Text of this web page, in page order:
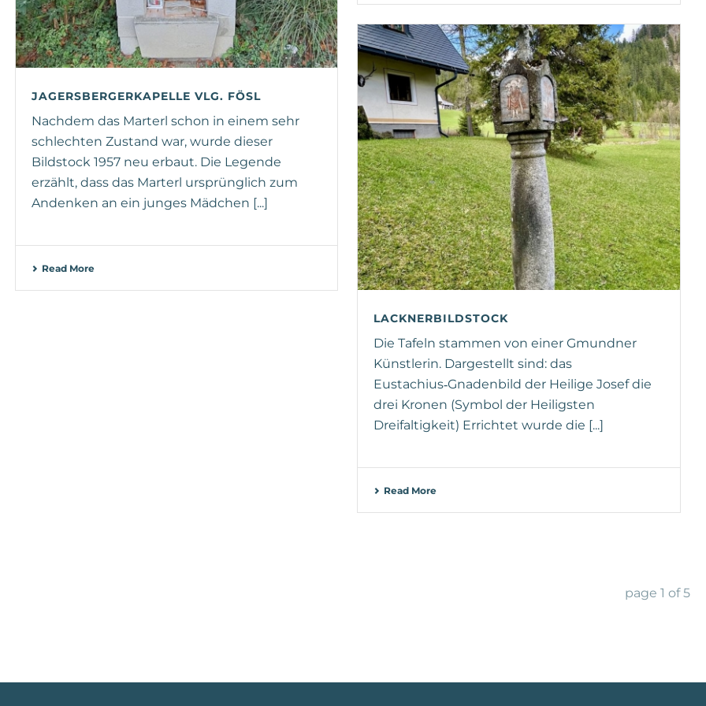
JAGERSBERGERKAPELLE VLG. FÖSL
Nachdem das Marterl schon in einem sehr
schlechten Zustand war, wurde dieser
Bildstock 1957 neu erbaut. Die Legende
erzählt, dass das Marterl ursprünglich zum
Andenken an ein junges Mädchen [...]
Read More
LACKNERBILDSTOCK
Die Tafeln stammen von einer Gmundner
Künstlerin. Dargestellt sind: das
Eustachius‑Gnadenbild der Heilige Josef die
drei Kronen (Symbol der Heiligsten
Dreifaltigkeit) Errichtet wurde die [...]
Read More
page 1 of5